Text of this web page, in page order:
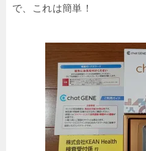
で、これは簡単！